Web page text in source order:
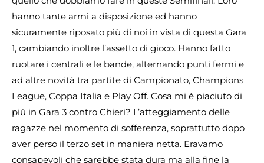
hanno tante armi a disposizione ed hanno
sicuramente riposato più di noi in vista di questa Gara
1, cambiando inoltre l’assetto di gioco. Hanno fatto
ruotare i centrali e le bande, alternando punti fermi e
ad altre novità tra partite di Campionato, Champions
League, Coppa Italia e Play Off. Cosa mi è piaciuto di
più in Gara 3 contro Chieri? L’atteggiamento delle
ragazze nel momento di sofferenza, soprattutto dopo
aver perso il terzo set in maniera netta. Eravamo
consapevoli che sarebbe stata dura ma alla fine la